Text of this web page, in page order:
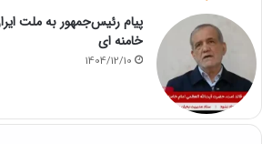
پیام رئیس‌جمهور به ملت
خامنه ای
1404/12/10